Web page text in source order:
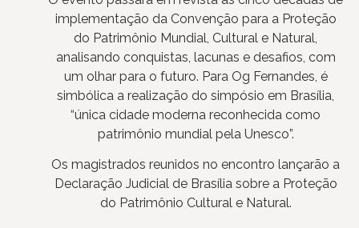
implementação da Convenção para a Proteção
do Patrimônio Mundial, Cultural e Natural,
analisando conquistas, lacunas e desafios, com
um olhar para o futuro. Para Og Fernandes, é
simbólica a realização do simpósio em Brasília,
“única cidade moderna reconhecida como
patrimônio mundial pela Unesco”.
Os magistrados reunidos no encontro lançarão a
Declaração Judicial de Brasília sobre a Proteção
do Patrimônio Cultural e Natural.